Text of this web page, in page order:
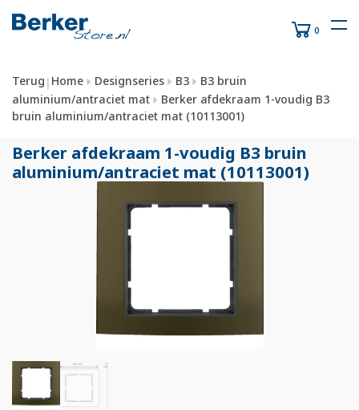
0
Terug | Home Designseries B3
B3 bruin
aluminium/antraciet mat
Berker afdekraam 1-voudig B3
bruin aluminium/antraciet mat (10113001)
Berker afdekraam 1-voudig B3 bruin
aluminium/antraciet mat (10113001)